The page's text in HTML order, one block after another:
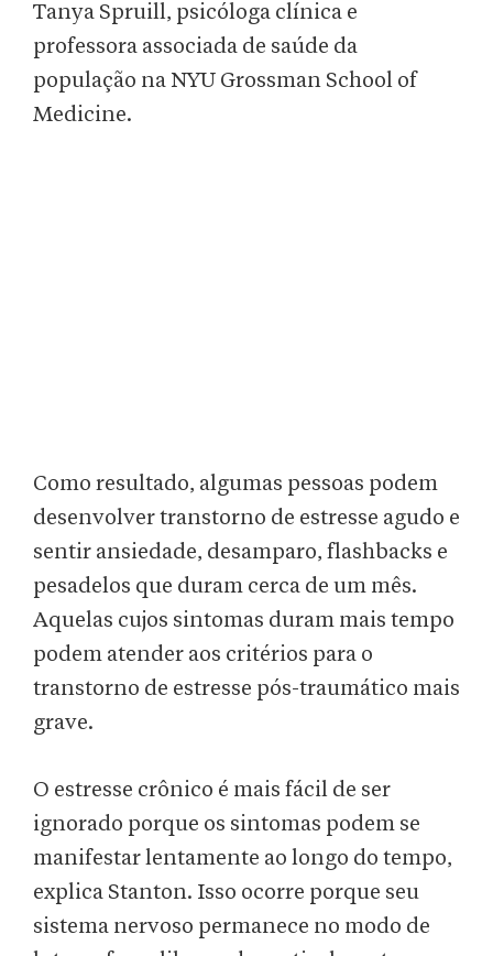
Tanya Spruill, psicóloga clínica e
professora associada de saúde da
população na NYU Grossman School of
Medicine.
Como resultado, algumas pessoas podem
desenvolver transtorno de estresse agudo e
sentir ansiedade, desamparo, flashbacks e
pesadelos que duram cerca de um mês.
Aquelas cujos sintomas duram mais tempo
podem atender aos critérios para o
transtorno de estresse pós-traumático mais
grave.
O estresse crônico é mais fácil de ser
ignorado porque os sintomas podem se
manifestar lentamente ao longo do tempo,
explica Stanton. Isso ocorre porque seu
sistema nervoso permanece no modo de